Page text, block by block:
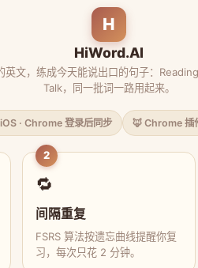
H
HiWord.AI
英文，练成今天能说出口的句子：
Talk，同一批词一路用起来。
iOS · Chrome 登录后同步 🦊 Chrome 插
2
🔁
间隔重复
FSRS 算法按遗忘曲线提醒你复
习，每次只花 2 分钟。